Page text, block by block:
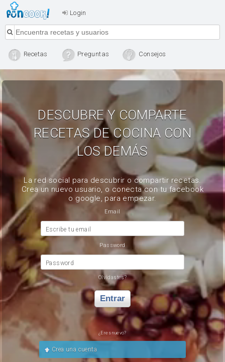
Login
Recetas Preguntas Consejos
DESCUBRE Y COMPARTE
RECETAS DE COCINA CON
LOS DEMÁS
La red social para descubrir o compartir recetas.
Crea un nuevo usuario, o conecta con tu facebook
o google, para empezar.
Email
Escribe tu email
Password
Password
Olvidastes?
Entrar
¿Eres nuevo?
Crea una cuenta